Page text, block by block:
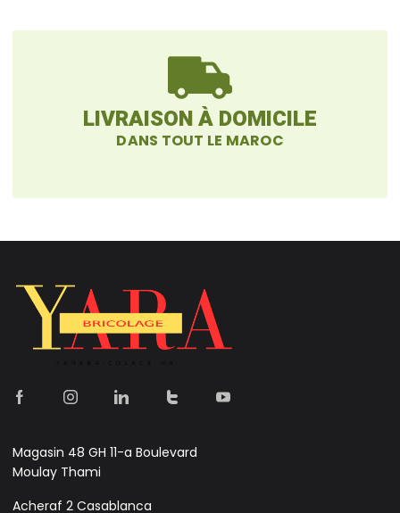
LIVRAISON À DOMICILE
DANS TOUT LE MAROC
Magasin 48 GH 11-a Boulevard
Moulay Thami
Acheraf 2 Casablanca